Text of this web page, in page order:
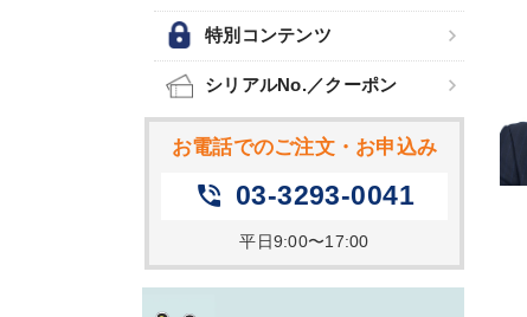
特別コンテンツ
シリアルNo.／クーポン
お電話でのご注文・お申込み
phone_in_talk 03-3293-0041
平日9:00〜17:00